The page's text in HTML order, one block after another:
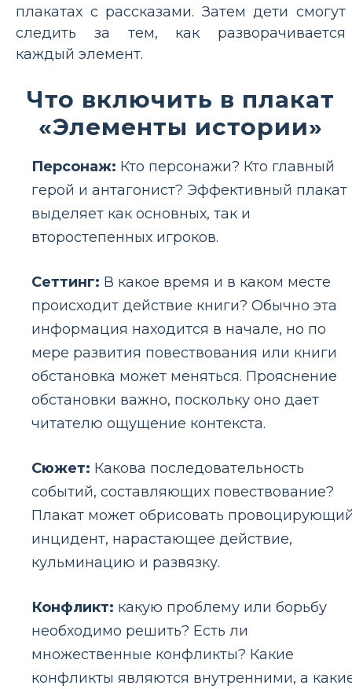
плакатах с рассказами. Затем дети смогут
следить за тем, как разворачивается
каждый элемент.
Что включить в плакат
«Элементы истории»
Персонаж: Кто персонажи? Кто главный
герой и антагонист? Эффективный плакат
выделяет как основных, так и
второстепенных игроков.
Сеттинг: В какое время и в каком месте
происходит действие книги? Обычно эта
информация находится в начале, но по
мере развития повествования или книги
обстановка может меняться. Прояснение
обстановки важно, поскольку оно дает
читателю ощущение контекста.
Сюжет: Какова последовательность
событий, составляющих повествование?
Плакат может обрисовать
инцидент, нарастающее действие,
кульминацию и развязку.
Конфликт: какую проблему или борьбу
необходимо решить? Есть ли
множественные конфликты? Какие
конфликты являются внутренними, а